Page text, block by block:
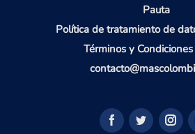
Pauta
Política de tratamiento de
Términos y